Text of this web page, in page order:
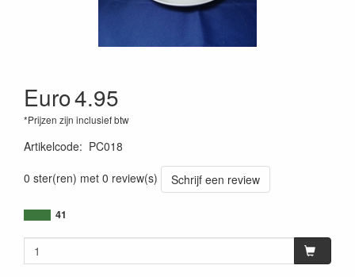
Euro4.95
*Prijzen zijn inclusief btw
Artikelcode: PC018
0 ster(ren) met 0 review(s)
Schrijf een review
41